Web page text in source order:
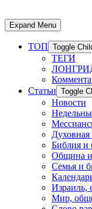
Expand Menu
ТОП Toggle
ТЕГИ
Статьи Toggle
Новости
Библия и
Община и
Семья и
Израиль,
Мир,